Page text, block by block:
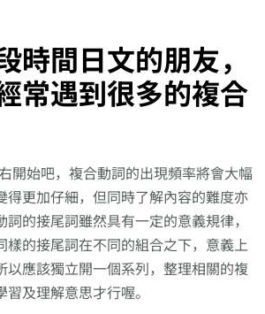
時間日文的朋友，
常遇到很多的複合
開始吧，複合動詞的出現頻率將會大幅
得更加仔細，但同時了解內容的難度亦
的接尾詞雖然具有一定的意義規律，
樣的接尾詞在不同的組合之下，意義上
以應該獨立開一個系列，整理相關的複
及理解意思才行喔。